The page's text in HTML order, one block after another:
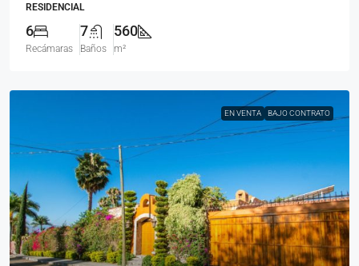
RESIDENCIAL
6
Recámaras
7
Baños
560
m²
EN VENTA BAJO CONTRATO